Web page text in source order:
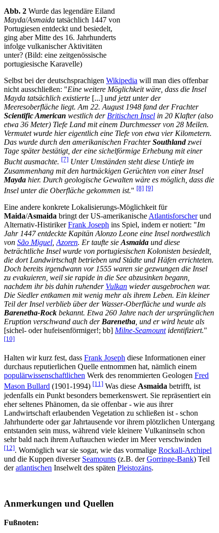
Abb. 2 Wurde das legendäre Eiland
Mayda/Asmaida tatsächlich 1447 von
Portugiesen entdeckt und besiedelt,
ging aber Mitte des 16. Jahrhunderts
infolge vulkanischer Aktivitäten
unter? (Bild: eine zeitgenössische
portugiesische Karavelle)
Selbst bei der deutschsprachigen Wikipedia will man dies offenbar
nicht ausschließen: "Eine weitere Möglichkeit wäre, dass die Insel
Mayda tatsächlich existierte [...] und jetzt unter der
Meeresoberfläche liegt. Am 22. August 1948 fand der Frachter
Scientific American westlich derBritischen Insel in 20 Klafter (also
etwa 36 Meter) Tiefe Land mit einem Durchmesser von 28 Meilen.
Vermutet wurde hier eigentlich eine Tiefe von etwa vier Kilometern.
Das wurde durch den amerikanischen FrachterSouthlandzwei
Tage später bestätigt, der eine sichelförmige Erhebung mit einer
Bucht ausmachte. [7] Unter Umständen steht diese Untiefe im
Zusammenhang mit den hartnäckigen Gerüchten von einer Insel
Mayda hier. Durch geologische Gewalten wäre es möglich, dass die
Insel unter die Oberfläche gekommen ist." [8] [9]
Eine andere konkrete Lokalisierungs-Möglichkeit für
Maida/Asmaida bringt der US-amerikanische Atlantisforscherund
Alternativ-HistirikerFrank Joseph ins Spiel, indem er notiert: "Im
Jahr 1447 entdeckte Kapitän Alonzo Leone eine Insel nordwestlich
von São Miguel Azoren. Er taufte sie Asmaida und diese
beträchtliche Insel wurde von portugiesischen Kolonisten besiedelt,
die dort Landwirtschaft betrieben und Städte und Häfen errichteten.
Doch bereits irgendwann vor 1555 waren sie gezwungen die Insel
zu evakuieren, weil sie rapide in die See abzusinken begann,
nachdem ihr bis dahin ruhender Vulkan wieder ausgebrochen war.
Die Siedler entkamen mit wenig mehr als ihrem Leben. Ein kleiner
Teil der Insel verblieb über der Wasser-Oberfläche und wurde als
Barenetha-Rock bekannt. Etwa 260 Jahre nach der ursprünglichen
Eruption verschwand auch der Barenetha , und er wird heute als
[sichel- oder hufeisenförmiger!; bb] Milne-Seamountidentifiziert."
[10]
Halten wir kurz fest, dass Frank Joseph diese Informationen einer
durchaus reputierlichen Quelle entnommen hat, nämlich einem
populärwissenschaftlichen Werk des renommierten Geologen Fred
Mason Bullard (1901-1994) [11] Was diese Asmaida betrifft, ist
jedenfalls ein Punkt besonders bemerkenswert. Sie repräsentiert ein
eher seltenes Phänomen, da sie offenbar - wie aus ihrer
Landwirtschaft erlaubenden Vegetation zu schließen ist - schon
Jahrhunderte oder gar Jahrtausende vor ihrem plötzlichen Untergang
entstanden sein muss, während viele kleinere Vulkaninseln schon
sehr bald nach ihrem Auftauchen wieder im Meer verschwinden
[12]. Womöglich war sie sogar, wie das vormalige Rockall-Archipel
und die Kuppen diverser Seamounts (z.B. derGorringe-Bank) Teil
deratlantischen Inselwelt des späten Pleistozäns.
Anmerkungen und Quellen
Fußnoten: